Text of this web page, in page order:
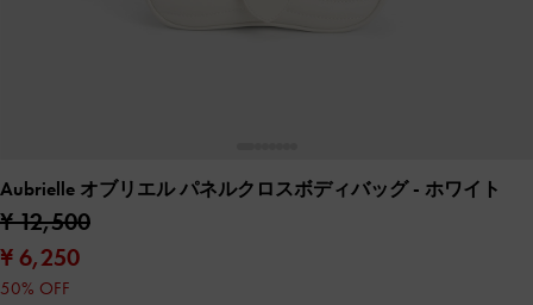
Aubrielle オブリエル パネルクロスボディバッグ- ホワイト
¥ 12,500
¥ 6,250
50% OFF